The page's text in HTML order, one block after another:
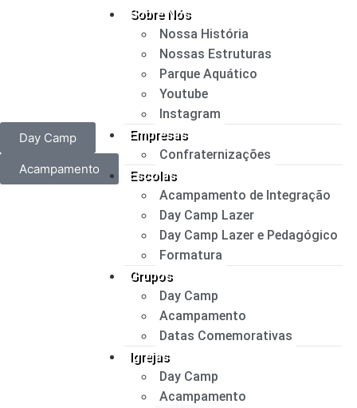
Sobre Nós
Nossa História
Nossas Estruturas
Parque Aquático
Youtube
Instagram
Empresas
Confraternizações
Escolas
Acampamento de Integração
Day Camp Lazer
Day Camp Lazer e Pedagógico
Formatura
Grupos
Day Camp
Acampamento
Datas Comemorativas
Igrejas
Day Camp
Acampamento
Day Camp
Acampamento